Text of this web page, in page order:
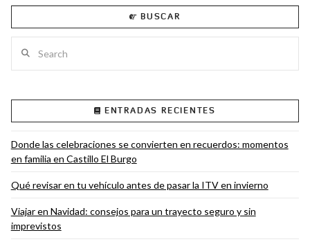
BUSCAR
ENTRADAS RECIENTES
Donde las celebraciones se convierten en recuerdos: momentos
en familia en Castillo El Burgo
Qué revisar en tu vehículo antes de pasar la ITV en invierno
Viajar en Navidad: consejos para un trayecto seguro y sin
imprevistos